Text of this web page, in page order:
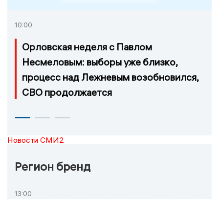
10:00
Орловская неделя с Павлом
Несмеловым: выборы уже близко,
процесс над Лежневым возобновился,
СВО продолжается
Новости СМИ2
Регион бренд
13:00